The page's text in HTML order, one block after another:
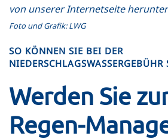
von unserer Internetseite
Foto und Grafik: LWG
SO KÖNNEN SIE BEI DER
NIEDERSCHLAGSWASSERGEBÜHR
Werden Sie
Regen-